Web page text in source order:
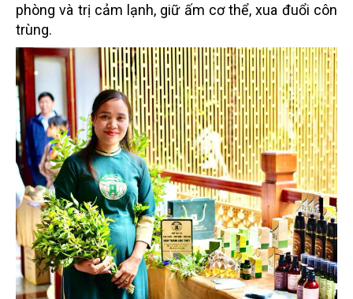
phòng và trị cảm lạnh, giữ ấm cơ thể, xua đuổi côn
trùng.